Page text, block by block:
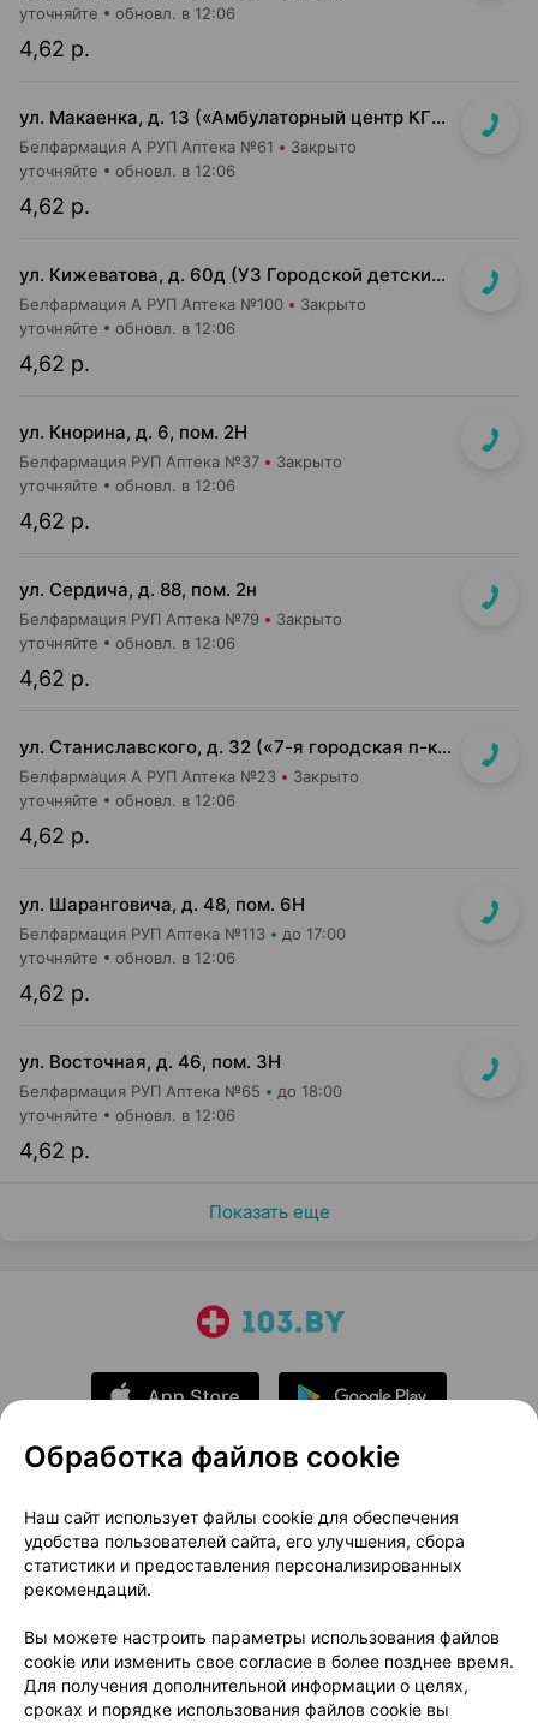
4,62 р.
уточняйте обновл. в 12:06
ул. Макаенка, д. 13 («Амбулаторный центр КГБ»)
Белфармация А РУП Аптека №61 Закрыто
4,62 р.
уточняйте обновл. в 12:06
ул. Кижеватова, д. 60д (УЗ Городской детский консультативно-диагностический центр)
Белфармация А РУП Аптека №100 Закрыто
4,62 р.
уточняйте обновл. в 12:06
ул. Кнорина, д. 6, пом. 2Н
Белфармация РУП Аптека №37 Закрыто
4,62 р.
уточняйте обновл. в 12:06
ул. Сердича, д. 88, пом. 2н
Белфармация РУП Аптека №79 Закрыто
4,62 р.
уточняйте обновл. в 12:06
ул. Станиславского, д. 32 («7-я городская п-ка»)
Белфармация А РУП Аптека №23 Закрыто
4,62 р.
уточняйте обновл. в 12:06
ул. Шаранговича, д. 48, пом. 6Н
Белфармация РУП Аптека №113 до 17:00
4,62 р.
уточняйте обновл. в 12:06
ул. Восточная, д. 46, пом. 3Н
Белфармация РУП Аптека №65 до 18:00
4,62 р.
уточняйте обновл. в 12:06
Показать еще
О проекте
Новости проекта
Размещение рекламы
Медицинский маркетинг
Публичный договор
Доставка
Способы оплаты
Вакансии
Партнеры
Написать руководителю 103.by
Написать в поддержку
Обработка файлов cookie
Наш сайт использует файлы cookie для обеспечения
удобства пользователей сайта, его улучшения, сбора
статистики и предоставления персонализированных
рекомендаций.
Вы можете настроить параметры использования файлов
cookie или изменить свое согласие в более позднее время.
Для получения дополнительной информации о целях,
сроках и порядке использования файлов cookie вы